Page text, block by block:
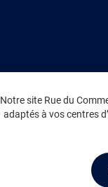
NOUS
Vendez sur RDC
Notre site Rue du
adaptés à vos centres